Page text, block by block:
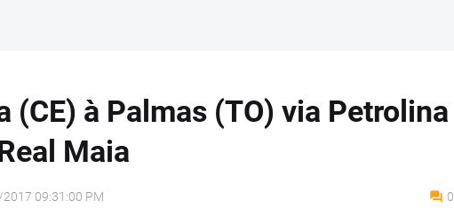
(CE) à Palmas (TO) via Petrolina
Maia
09:31:00 PM 0